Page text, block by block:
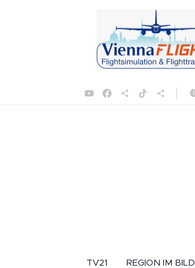
TV21 REGION IM BILD